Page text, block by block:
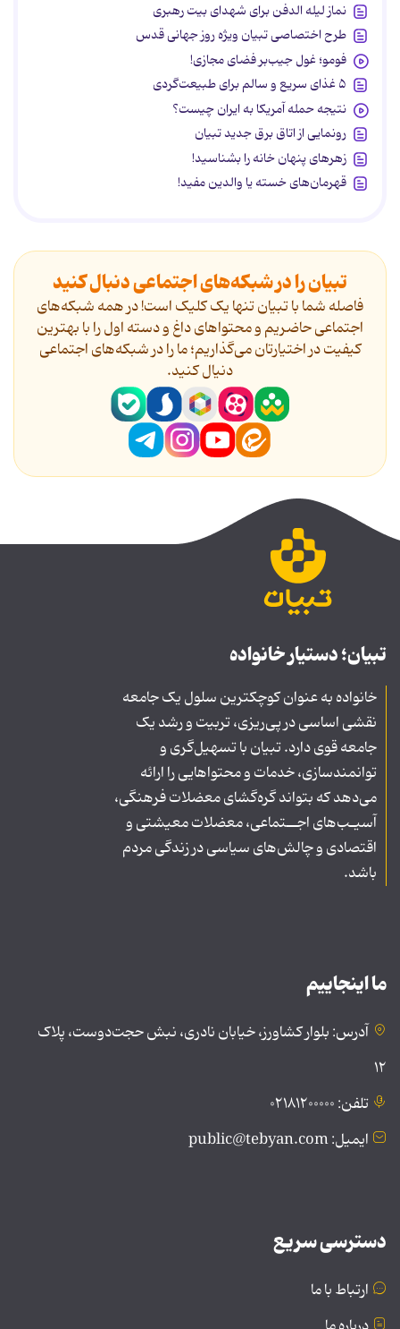
نماز لیله الدفن برای شهدای بیت رهبری
طرح اختصاصی تبیان ویژه روز جهانی قدس
فومو؛ غول جیب‌بر فضای مجازی!
۵ غذای سریع و سالم برای طبیعت‌گردی
نتیجه حمله آمریکا به ایران چیست؟
رونمایی از اتاق برق جدید تبیان
زهرهای پنهان خانه را بشناسید!
قهرمان‌های خسته یا والدین مفید!
تبیان را در شبکه‌های اجتماعی دنبال کنید
فاصله شما با تبیان تنها یک کلیک است! در همه شبکه‌های
اجتماعی حاضریم و محتواهای داغ و دسته اول را با بهترین
کیفیت در اختیارتان می‌گذاریم؛ ما را در شبکه‌های اجتماعی
دنیال کنید.
تبیان؛ دستیار خانواده
خانواده به عنوان کوچکترین سلول یک جامعه
نقشی اساسی در پی‌ریزی، تربیت و رشد یک
جامعه قوی دارد. تبیان با تسهیل‌گری و
توانمندسازی، خدمات و محتواهایی را ارائه
می‌دهد که بتواند گره‌گشای معضلات فرهنگی،
آسیـب‌های اجــتماعی، معضلات معیشتی و
اقتصادی و چالش‌های سیاسی در زندگی مردم
باشد.
ما اینجاییم
آدرس: بلوار کشاورز، خیابان نادری، نبش حجت‌دوست، پلاک
۱۲
تلفن: ۰۲۱۸۱۲۰۰۰۰۰
ایمیل: public@tebyan.com
دسترسی سریع
ارتباط با ما